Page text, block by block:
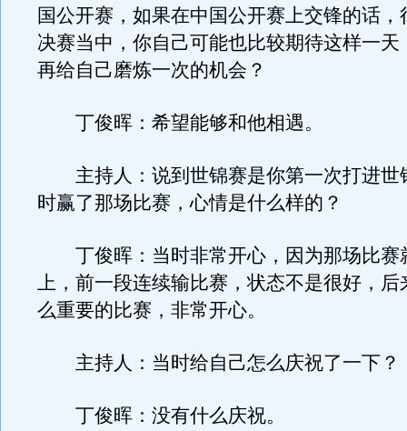
国公开赛，如果在中国公开赛上交锋的话，
决赛当中，你自己可能也比较期待这样一天
再给自己磨炼一次的机会？
丁俊晖：希望能够和他相遇。
主持人：说到世锦赛是你第一次打进世
时赢了那场比赛，心情是什么样的？
丁俊晖：当时非常开心，因为那场比赛
上，前一段连续输比赛，状态不是很好，后
么重要的比赛，非常开心。
主持人：当时给自己怎么庆祝了一下？
丁俊晖：没有什么庆祝。